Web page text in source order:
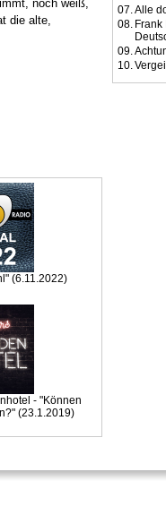
noch weiß,
die alte,
(6.11.2022)
- "Können
(23.1.2019)
07.Alle
08.
09.
10.